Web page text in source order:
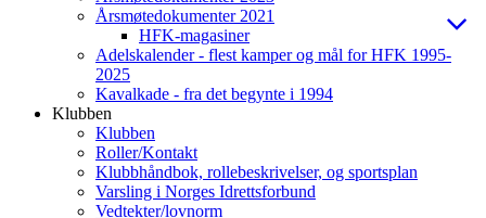
Årsmøtedokumenter 2021
HFK-magasiner
Adelskalender - flest kamper og mål for HFK 1995-
2025
Kavalkade - fra det begynte i 1994
Klubben
Klubben
Roller/Kontakt
Klubbhåndbok, rollebeskrivelser, og sportsplan
Varsling i Norges Idrettsforbund
Vedtekter/lovnorm